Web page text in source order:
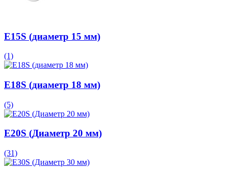
E15S (диаметр 15 мм)
(1)
E18S (диаметр 18 мм)
(5)
E20S (Диаметр 20 мм)
(31)